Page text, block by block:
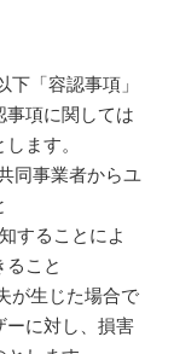
「容認事項」
事項に関しては
ます。
同事業者からユ
することによ
こと
が生じた場合で
ーに対し、損害